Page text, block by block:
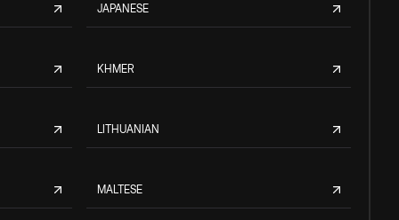
JAPANESE
KHMER
LITHUANIAN
MALTESE